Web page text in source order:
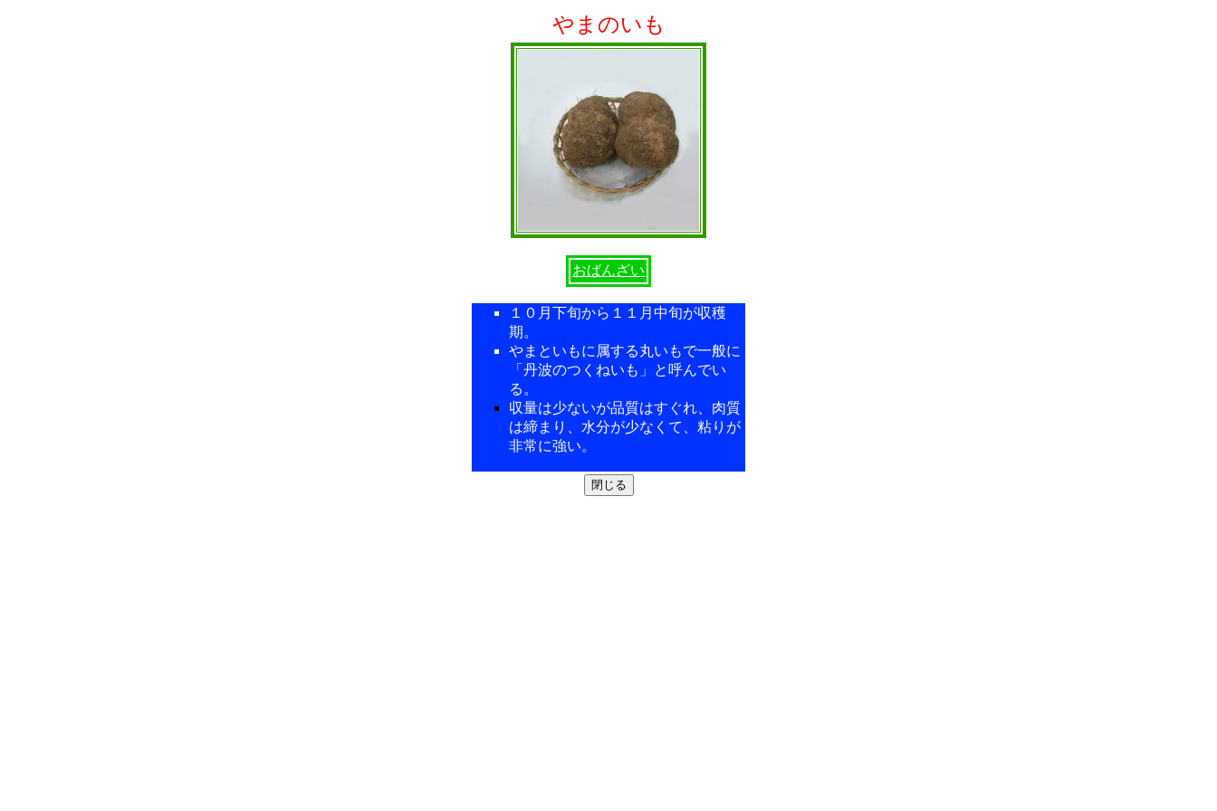
やまのいも
おばんざい
１０月下旬から１１月中旬が収穫
期。
やまといもに属する丸いもで一般に
「丹波のつくねいも」と呼んでい
る。
収量は少ないが品質はすぐれ、肉質
は締まり、水分が少なくて、粘りが
非常に強い。